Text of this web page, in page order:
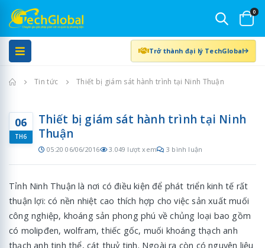
0
Trở thành đại lý TechGlobal
Trang chủ
Tin tức Thiết bị giám sát hành trình tại Ninh Thuận
06
TH6
Thiết bị giám sát hành trình tại Ninh
Thuận
05:20 06/06/2016 3.049 lượt xem 3 bình luận
Tỉnh Ninh Thuận là nơi có điều kiện để phát triển kinh tế rất
thuận lợi: có nền nhiệt cao thích hợp cho việc sản xuất muối
công nghiệp, khoáng sản phong phú về chủng loại bao gồm
có molipđen, wolfram, thiếc gốc, muối khoáng thạch anh
thạch anh tinh thể, cát thuỷ tinh. Ngoài ra còn có nguyên liệu